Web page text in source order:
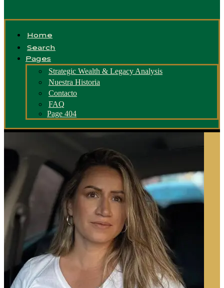
Home
Search
Pages
Strategic Wealth & Legacy Analysis
Nuestra Historia
Contacto
FAQ
Page 404